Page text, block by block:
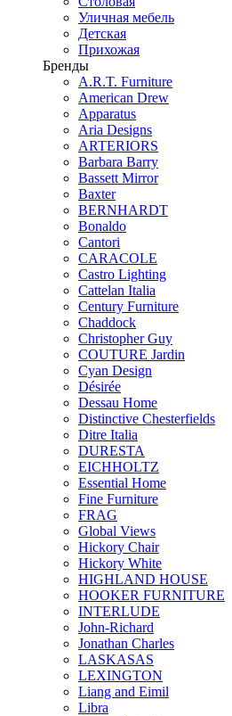
Уличная мебель
Детская
Прихожая
Бренды
A.R.T. Furniture
American Drew
Apparatus
Aria Designs
ARTERIORS
Barbara Barry
Bassett Mirror
Baxter
BERNHARDT
Bonaldo
Cantori
CARACOLE
Castro Lighting
Cattelan Italia
Century Furniture
Chaddock
Christopher Guy
COUTURE Jardin
Cyan Design
Désirée
Dessau Home
Distinctive Chesterfields
Ditre Italia
DURESTA
EICHHOLTZ
Essential Home
Fine Furniture
FRAG
Global Views
Hickory Chair
Hickory White
HIGHLAND HOUSE
HOOKER FURNITURE
INTERLUDE
John-Richard
Jonathan Charles
LASKASAS
LEXINGTON
Liang and Eimil
Libra